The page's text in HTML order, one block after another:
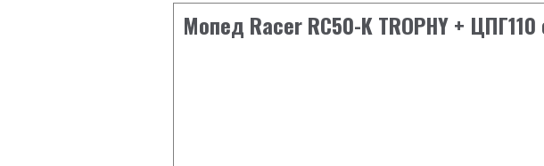
Мопед Racer RC50-K TROPHY +